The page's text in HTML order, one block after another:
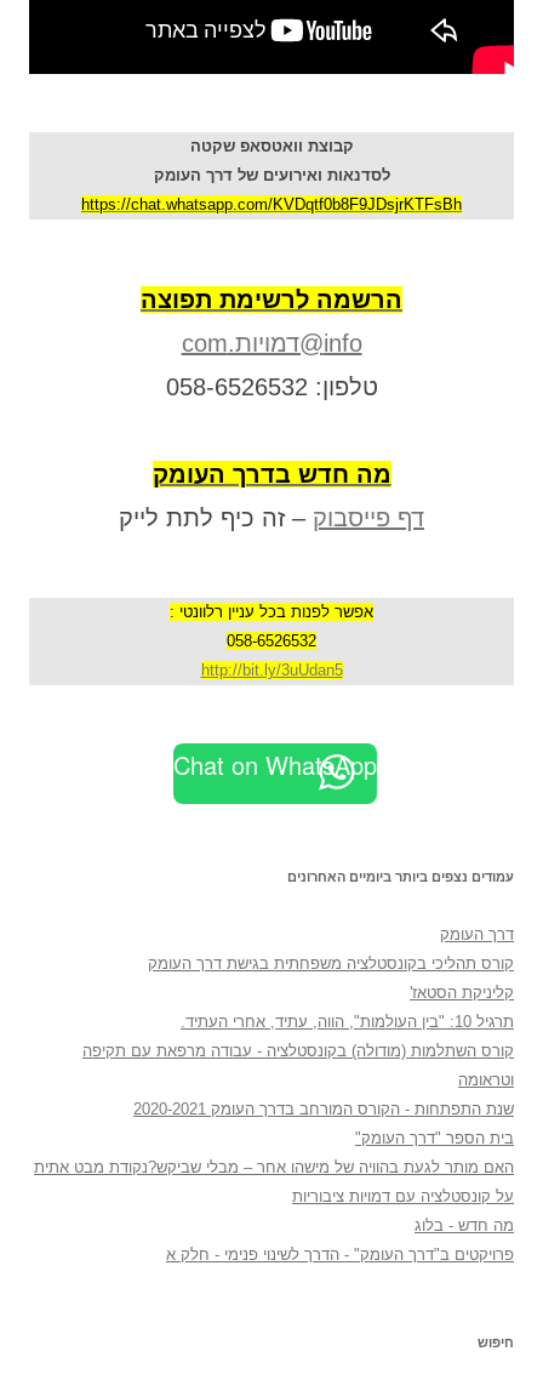
קבוצת וואטסאפ שקטה
לסדנאות ואירועים של דרך העומק
https://chat.whatsapp.com/KVDqtf0b8F9JDsjrKTFsBh
הרשמה לרשימת תפוצה
info@דמויות.com
טלפון: 058-6526532
מה חדש בדרך העומק
דף פייסבוק – זה כיף לתת לייק
אפשר לפנות בכל עניין רלוונטי :
058-6526532
http://bit.ly/3uUdan5
Chat on WhatsApp
עמודים נצפים ביותר ביומיים האחרונים
דרך העומק
קורס תהליכי בקונסטלציה משפחתית בגישת דרך העומק
קליניקת הסטאז'
תרגיל 10: "בין העולמות", הווה, עתיד, אחרי העתיד.
קורס השתלמות (מודולה) בקונסטלציה - עבודה מרפאת עם תקיפה
וטראומה
שנת התפתחות - הקורס המורחב בדרך העומק 2020-2021
בית הספר "דרך העומק"
האם מותר לגעת בהוויה של מישהו אחר – מבלי שביקש?נקודת מבט אתית
על קונסטלציה עם דמויות ציבוריות
מה חדש - בלוג
פרויקטים ב"דרך העומק" - הדרך לשינוי פנימי - חלק א
חיפוש